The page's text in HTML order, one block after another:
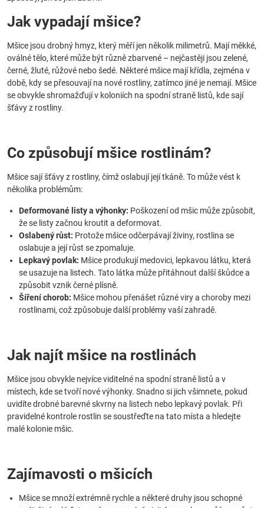
Jak vypadají mšice?
Mšice jsou drobný hmyz, který měří jen několik milimetrů. Mají měkké,
oválné tělo, které může být různě zbarvené – nejčastěji jsou zelené,
černé, žluté, růžové nebo šedé. Některé mšice mají křídla, zejména v
době, kdy se přesouvají na nové rostliny, zatímco jiné je nemají. Mšice
se obvykle shromažďují v koloniích na spodní straně listů, kde sají
šťávy z rostliny.
Co způsobují mšice rostlinám?
Mšice sají šťávy z rostliny, čímž oslabují její tkáně. To může vést k
několika problémům:
Deformované listy a výhonky: Poškození od mšic může způsobit,
že se listy začnou kroutit a deformovat.
Oslabený růst: Protože mšice odčerpávají živiny, rostlina se
oslabuje a její růst se zpomaluje.
Lepkavý povlak: Mšice produkují medovici, lepkavou látku, která
se usazuje na listech. Tato látka může přitáhnout další škůdce a
způsobit vznik černé plísně.
Šíření chorob: Mšice mohou přenášet různé viry a choroby mezi
rostlinami, což způsobuje další problémy vaší zahradě.
Jak najít mšice na rostlinách
Mšice jsou obvykle nejvíce viditelné na spodní straně listů a v
místech, kde se tvoří nové výhonky. Snadno si jich všimnete, pokud
uvidíte drobné barevné skvrny na listech nebo lepkavý povlak. Při
pravidelné kontrole rostlin se soustřeďte na tato místa a hledejte
malé kolonie mšic.
Zajímavosti o mšicích
Mšice se množí extrémně rychle a některé druhy jsou schopné